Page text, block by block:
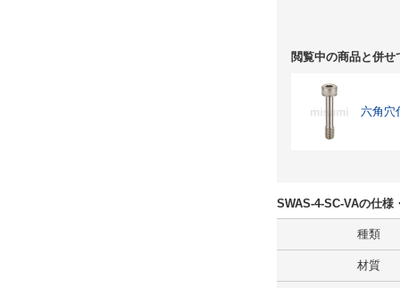
閲覧中の商品と併
六角穴
SWAS-4-SC-VAの仕様
種類
材質